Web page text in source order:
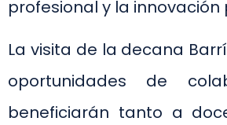
profesional y la
La visita de la decana
oportunidades de
beneficiarán tanto a